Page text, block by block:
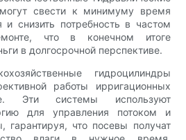
свести к минимуму время
и снизить потребность в частом
что в конечном итоге
в долгосрочной перспективе.
гидроцилиндры
работы ирригационных
Эти системы используют
для управления потоком и
гарантируя, что посевы получат